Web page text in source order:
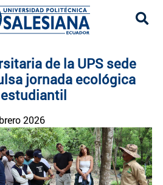
de la UPS sede
jornada ecológica
2026